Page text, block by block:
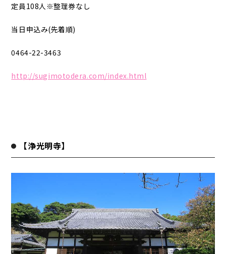
定員108人※整理券なし
当日申込み(先着順)
0464-22-3463
http://sugimotodera.com/index.html
【浄光明寺】